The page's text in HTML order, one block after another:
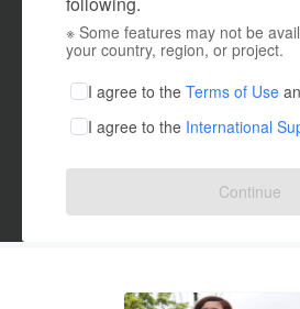
アート
テクノ
映像・
ビジネ
まちづ
※ Some features may not be
your country, region, or project.
I agree to the Terms of Use
I agree to the International
Continue